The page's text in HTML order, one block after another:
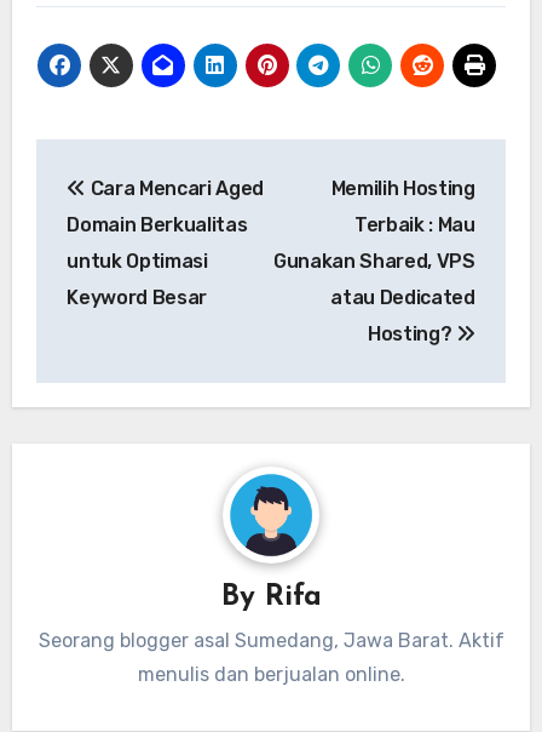
pos
Cara Mencari Aged
Domain Berkualitas
untuk Optimasi
Keyword Besar
Memilih Hosting
Terbaik : Mau
Gunakan Shared, VPS
atau Dedicated
Hosting?
By Rifa
Seorang blogger asal Sumedang, Jawa Barat. Aktif
menulis dan berjualan online.